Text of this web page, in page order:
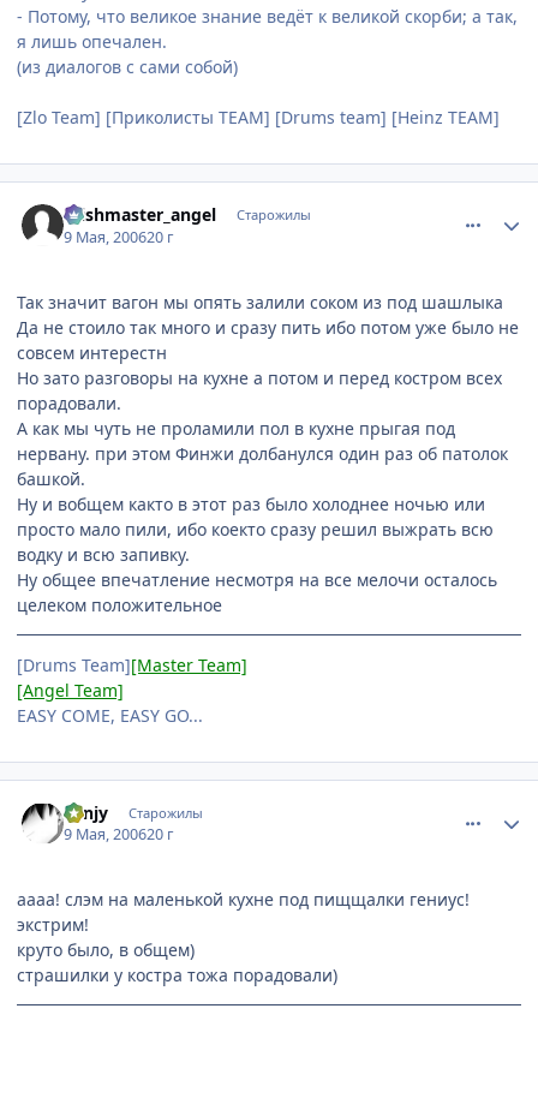
- Потому, что великое знание ведёт к великой скорби; а так,
я лишь опечален.
(из диалогов с сами собой)
[Zlo Team] [Приколисты TEAM] [Drums team] [Heinz TEAM]
Wishmaster_angel Старожилы
9 Мая, 200620 г
Так значит вагон мы опять залили соком из под шашлыка
Да не стоило так много и сразу пить ибо потом уже было не
совсем интерестн
Но зато разговоры на кухне а потом и перед костром всех
порадовали.
А как мы чуть не проламили пол в кухне прыгая под
нервану. при этом Финжи долбанулся один раз об патолок
башкой.
Ну и вобщем както в этот раз было холоднее ночью или
просто мало пили, ибо коекто сразу решил выжрать всю
водку и всю запивку.
Ну общее впечатление несмотря на все мелочи осталось
целеком положительное
[Drums Team][Master Team]
[Angel Team]
EASY COME, EASY GO...
Fynjy Старожилы
9 Мая, 200620 г
аааа! слэм на маленькой кухне под пищщалки гениус!
экстрим!
круто было, в общем)
страшилки у костра тожа порадовали)